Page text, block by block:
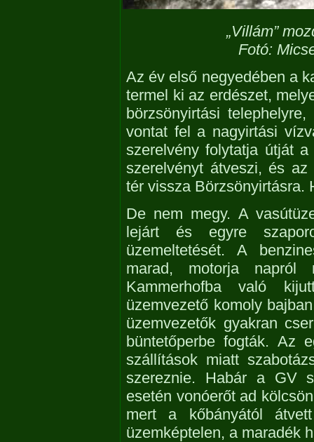
„Villám”
Fotó:
Az év első negyedében a
termel ki az erdészet,
börzsönyirtási
vontat fel a nagyirtási
szerelvény folytatja útját
szerelvényt átveszi, és
tér vissza
De nem megy. A
lejárt és egyre
üzemeltetését. A
marad, motorja napról
Kammerhofba való
üzemvezető komoly
üzemvezetők gyakran
büntetőperbe fogták. Az
szállítások miatt
szereznie. Habár a GV
esetén vonóerőt ad
mert a kőbányától
üzemképtelen, a maradék